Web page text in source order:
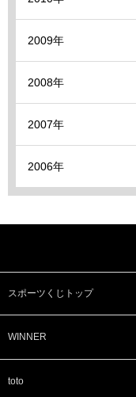
2009年
2008年
2007年
2006年
スポーツくじトップ
WINNER
toto